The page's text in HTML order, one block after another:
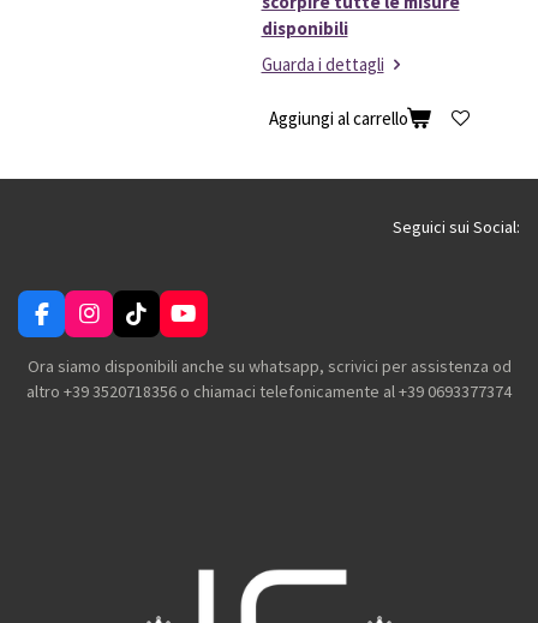
disponibili
Guarda i dettagli
Aggiungi al carrello
Seguici sui Social:
F
a
c
e
I
n
s
t
T
i
k
T
Y
o
u
T
Ora siamo disponibili anche su whatsapp, scrivici per assistenza od
altro +39 3520718356 o chiamaci telefonicamente al +39 0693377374